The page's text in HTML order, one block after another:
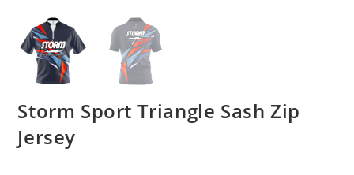
Storm Sport Triangle Sash Zip
Jersey